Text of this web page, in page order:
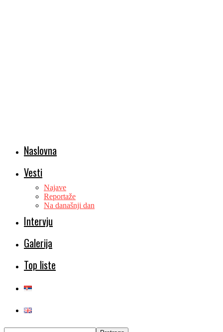
Naslovna
Vesti
Najave
Reportaže
Na današnji dan
Intervju
Galerija
Top liste